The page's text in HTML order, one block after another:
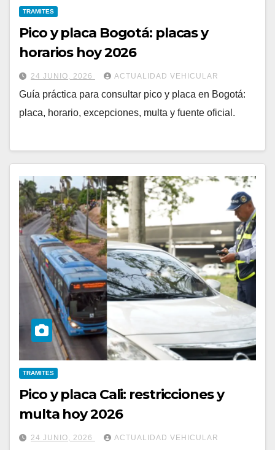
TRAMITES
Pico y placa Bogotá: placas y
horarios hoy 2026
24 JUNIO, 2026 ACTUALIDAD VEHICULAR
Guía práctica para consultar pico y placa en Bogotá:
placa, horario, excepciones, multa y fuente oficial.
TRAMITES
Pico y placa Cali: restricciones y
multa hoy 2026
24 JUNIO, 2026 ACTUALIDAD VEHICULAR